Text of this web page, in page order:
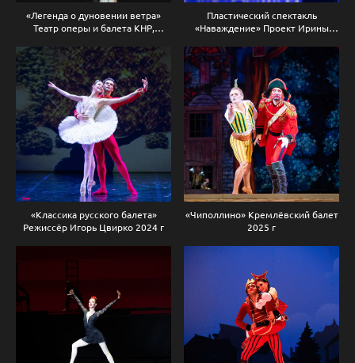
«Легенда о дуновении ветра»
Театр оперы и балета КНР,
Пластический спектакль
«Наваждение» Проект Ирины
«Классика русского балета»
Режиссёр Игорь Цвирко 2024 г
«Чиполлино» Кремлёвский балет
2025 г